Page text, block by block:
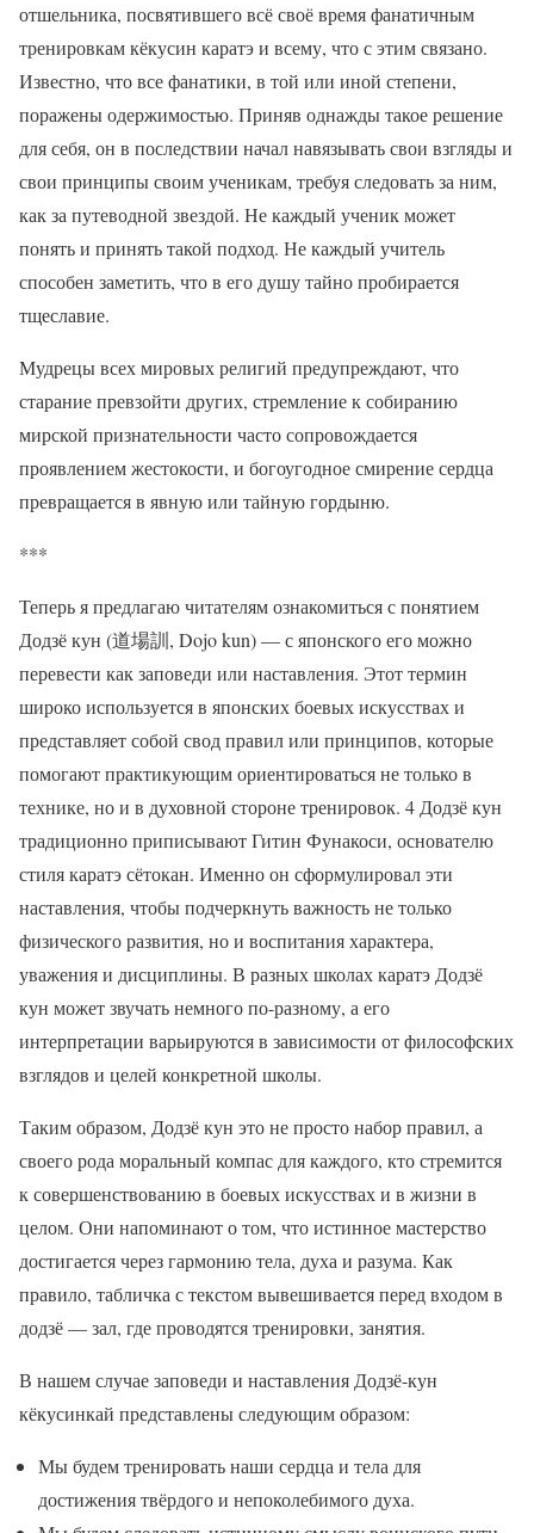
отшельника, посвятившего всё своё время фанатичным
тренировкам кёкусин каратэ и всему, что с этим связано.
Известно, что все фанатики, в той или иной степени,
поражены одержимостью. Приняв однажды такое решение
для себя, он в последствии начал навязывать свои взгляды и
свои принципы своим ученикам, требуя следовать за ним,
как за путеводной звездой. Не каждый ученик может
понять и принять такой подход. Не каждый учитель
способен заметить, что в его душу тайно пробирается
тщеславие.
Мудрецы всех мировых религий предупреждают, что
старание превзойти других, стремление к собиранию
мирской признательности часто сопровождается
проявлением жестокости, и богоугодное смирение сердца
превращается в явную или тайную гордыню.
***
Теперь я предлагаю читателям ознакомиться с понятием
Додзё кун (道場訓, Dojo kun) — с японского его можно
перевести как заповеди или наставления. Этот термин
широко используется в японских боевых искусствах и
представляет собой свод правил или принципов, которые
помогают практикующим ориентироваться не только в
технике, но и в духовной стороне тренировок. 4 Додзё кун
традиционно приписывают Гитин Фунакоси, основателю
стиля каратэ сётокан. Именно он сформулировал эти
наставления, чтобы подчеркнуть важность не только
физического развития, но и воспитания характера,
уважения и дисциплины. В разных школах каратэ Додзё
кун может звучать немного по-разному, а его
интерпретации варьируются в зависимости от философских
взглядов и целей конкретной школы.
Таким образом, Додзё кун это не просто набор правил, а
своего рода моральный компас для каждого, кто стремится
к совершенствованию в боевых искусствах и в жизни в
целом. Они напоминают о том, что истинное мастерство
достигается через гармонию тела, духа и разума. Как
правило, табличка с текстом вывешивается перед входом в
додзё — зал, где проводятся тренировки, занятия.
В нашем случае заповеди и наставления Додзё-кун
кёкусинкай представлены следующим образом:
Мы будем тренировать наши сердца и тела для
достижения твёрдого и непоколебимого духа.